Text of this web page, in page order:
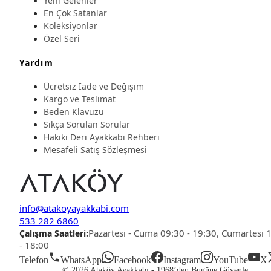
En Çok Satanlar
Koleksiyonlar
Özel Seri
Yardım
Ücretsiz İade ve Değişim
Kargo ve Teslimat
Beden Klavuzu
Sıkça Sorulan Sorular
Hakiki Deri Ayakkabı Rehberi
Mesafeli Satış Sözleşmesi
info@atakoyayakkabi.com
533 282 6860
Çalışma Saatleri:Pazartesi - Cuma 09:30 - 19:30, Cumartesi
- 18:00
Telefon WhatsApp Facebook Instagram YouTube X